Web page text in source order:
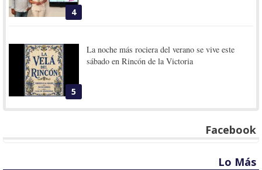
4
5
La noche más rociera del verano se vive este
sábado en Rincón de la Victoria
Facebook
Lo Más